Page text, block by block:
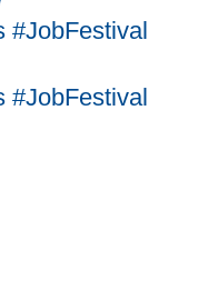
#JobFestival
#JobFestival